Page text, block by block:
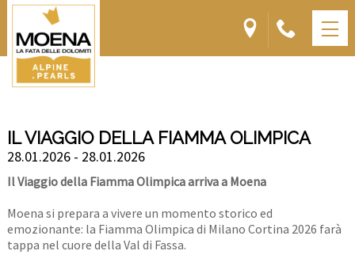
IL VIAGGIO DELLA FIAMMA OLIMPICA
28.01.2026 - 28.01.2026
Il Viaggio della Fiamma Olimpica arriva a Moena
Moena si prepara a vivere un momento storico ed
emozionante: la Fiamma Olimpica di Milano Cortina 2026 farà
tappa nel cuore della Val di Fassa.